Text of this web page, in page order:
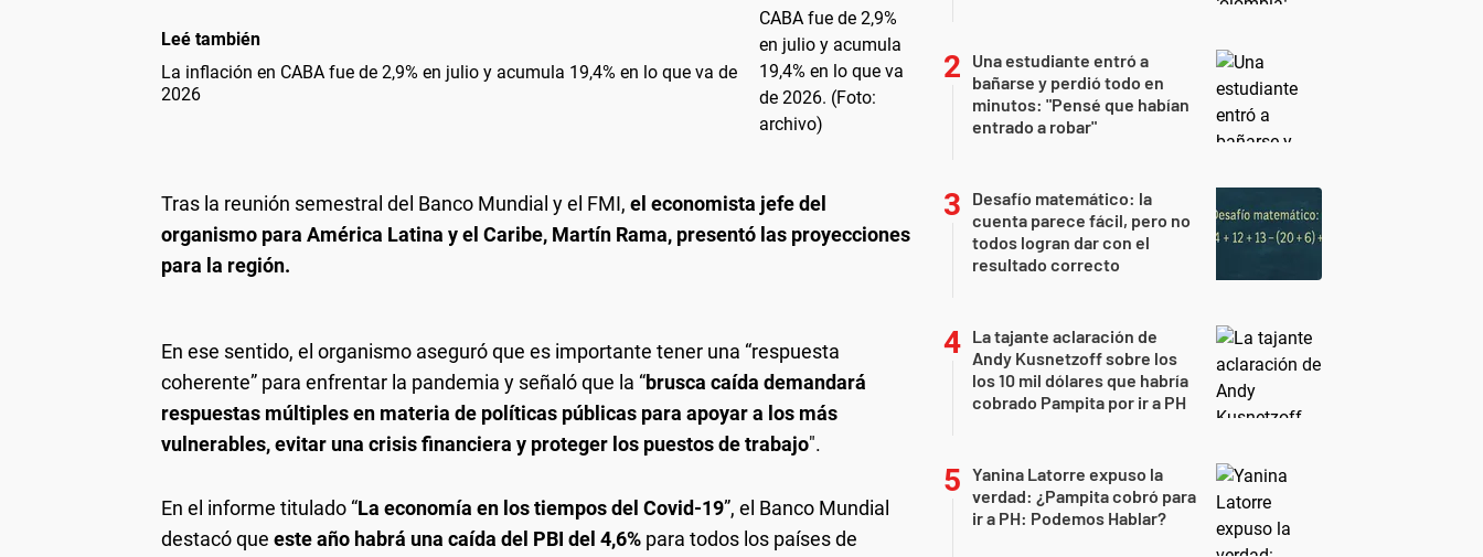
Leé también
La inflación en CABA fue de 2,9% en julio y acumula 19,4% en lo que va de
2026
Tras la reunión semestral del Banco Mundial y el FMI, el economista jefe del
organismo para América Latina y el Caribe, Martín Rama, presentó las proyecciones
para la región.
En ese sentido, el organismo aseguró que es importante tener una “respuesta
coherente” para enfrentar la pandemia y señaló que la “brusca caída demandará
respuestas múltiples en materia de políticas públicas para apoyar a los más
vulnerables, evitar una crisis financiera y proteger los puestos de trabajo".
En el informe titulado “La economía en los tiempos del Covid-19”, el Banco Mundial
destacó que este año habrá una caída del PBI del 4,6% para todos los países de
Una estudiante entró a
bañarse y perdió todo en
minutos: "Pensé que habían
entrado a robar"
Desafío matemático: la
cuenta parece fácil, pero no
todos logran dar con el
resultado correcto
La tajante aclaración de
Andy Kusnetzoff sobre los
los 10 mil dólares que habría
cobrado Pampita por ir a PH
Yanina Latorre expuso la
verdad: ¿Pampita cobró para
ir a PH: Podemos Hablar?